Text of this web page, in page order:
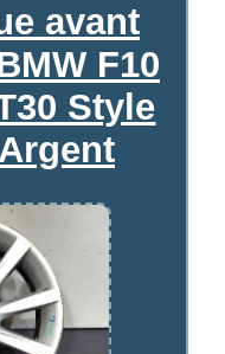
avant
F10
Style